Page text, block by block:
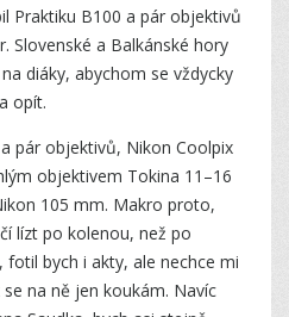
Praktiku B100 a pár objektivů
Slovenské a Balkánské hory
diáky, abychom se vždycky
opít.
pár objektivů, Nikon Coolpix
objektivem Tokina 11–16
105 mm. Makro proto,
lízt po kolenou, než po
bych i akty, ale nechce mi
na ně jen koukám. Navíc